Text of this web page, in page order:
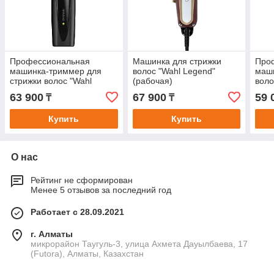
Профессиональная
машинка-триммер для
стрижки волос "Wahl
ChroMini" (окантовочная)
63 900 ₸
Купить
Машинка для стрижки
волос "Wahl Legend"
(рабочая)
67 900₸
Купить
59
О нас
Рейтинг не сформирован
Менее 5 отзывов за последний год
Работает с 28.09.2021
г. Алматы
микрорайон Таугуль-3, улица Ахмета Дауылбаева, 17
(Futora), Алматы, Казахстан